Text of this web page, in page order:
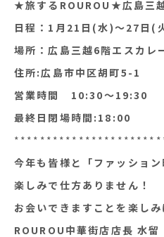
★旅するROUROU★広島三
日程：1月21日(水)〜27日(
場所：広島三越6階エスカレ
住所:広島市中区胡町5-1
営業時間 10:30〜19:30
最終日閉場時間:18:00
今年も皆様と「ファッショ
楽しみで仕方ありません！
お会いできますことを楽しみ
ROUROU中華街店店長 水留